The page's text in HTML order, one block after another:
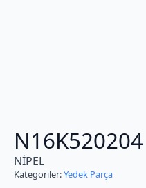
N16K520204
NİPEL
Kategoriler:Yedek Parça